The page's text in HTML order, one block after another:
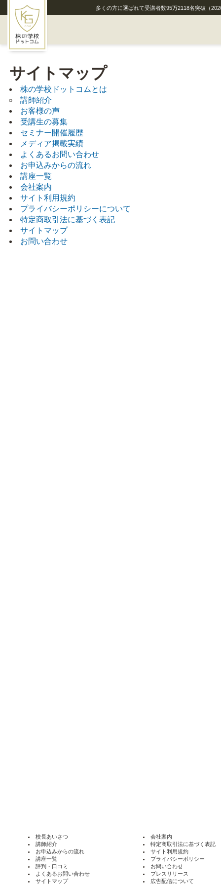
多くの方に選ばれて受講者数95万2118名突破 （
お申込みからの流れ
サイトマップ
株の学校ドットコムとは
講師紹介
お客様の声
受講生の募集
セミナー開催履歴
メディア掲載実績
よくあるお問い合わせ
お申込みからの流れ
講座一覧
会社案内
サイト利用規約
プライバシーポリシーについて
特定商取引法に基づく表記
サイトマップ
お問い合わせ
校長あいさつ
講師紹介
お申込みからの流れ
講座一覧
評判・口コミ
よくあるお問い合わせ
サイトマップ
会社案内
特定商取引法に基づく表記
サイト利用規約
プライバシーポリシー
お問い合わせ
プレスリリース
広告配信について